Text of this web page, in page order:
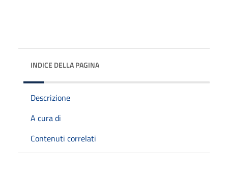
INDICE DELLA PAGINA
Descrizione
A cura di
Contenuti correlati